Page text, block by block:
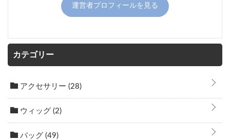
運営者プロフィールを見る
カテゴリー
アクセサリー (28)
ウィッグ (2)
バッグ (49)